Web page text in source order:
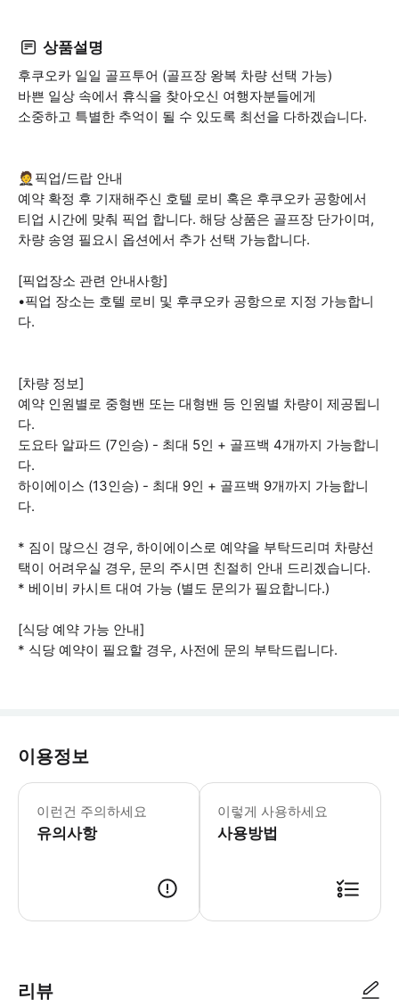
상품설명
후쿠오카 일일 골프투어 (골프장 왕복 차량 선택 가능)
바쁜 일상 속에서 휴식을 찾아오신 여행자분들에게
소중하고 특별한 추억이 될 수 있도록 최선을 다하겠습니다.
🤵픽업/드랍 안내
예약 확정 후 기재해주신 호텔 로비 혹은 후쿠오카 공항에서
티업 시간에 맞춰 픽업 합니다. 해당 상품은 골프장 단가이며,
차량 송영 필요시 옵션에서 추가 선택 가능합니다.
[픽업장소 관련 안내사항]
•픽업 장소는 호텔 로비 및 후쿠오카 공항으로 지정 가능합니
다.
[차량 정보]
예약 인원별로 중형밴 또는 대형밴 등 인원별 차량이 제공됩니
다.
도요타 알파드 (7인승) - 최대 5인 + 골프백 4개까지 가능합니
다.
하이에이스 (13인승) - 최대 9인 + 골프백 9개까지 가능합니
다.
* 짐이 많으신 경우, 하이에이스로 예약을 부탁드리며 차량선
택이 어려우실 경우, 문의 주시면 친절히 안내 드리겠습니다.
* 베이비 카시트 대여 가능 (별도 문의가 필요합니다.)
[식당 예약 가능 안내]
* 식당 예약이 필요할 경우, 사전에 문의 부탁드립니다.
이용정보
이런건 주의하세요
유의사항
🤵픽업/드랍 안내 예약 확정 후 기재
이렇게 사용하세요
사용방법
리뷰